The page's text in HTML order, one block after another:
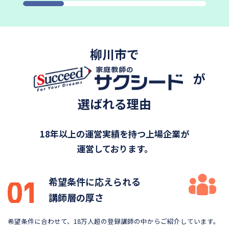
柳川市で
が
選ばれる理由
18年以上の運営実績を持つ上場企業が
運営しております。
希望条件に応えられる
講師層の厚さ
希望条件に合わせて、18万人超の登録講師の中から ご紹介しています。